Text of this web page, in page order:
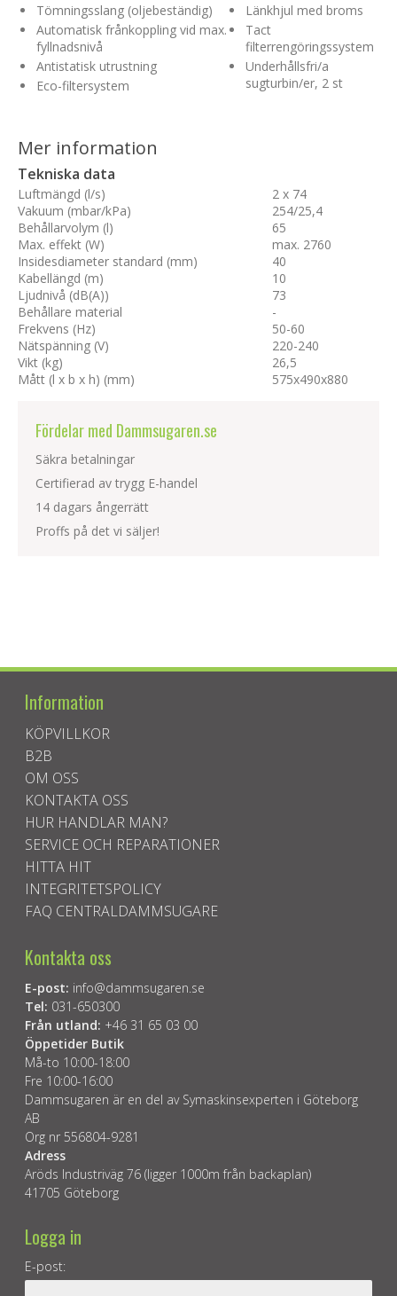
Tömningsslang (oljebeständig)
Automatisk frånkoppling vid max.
fyllnadsnivå
Antistatisk utrustning
Eco-filtersystem
Länkhjul med broms
Tact
filterrengöringssystem
Underhållsfri/a
sugturbin/er, 2 st
Mer information
Tekniska data
Luftmängd (l/s)
2 x 74
Vakuum (mbar/kPa)
254/25,4
Behållarvolym (l)
65
Max. effekt (W)
max. 2760
Insidesdiameter standard (mm)
40
Kabellängd (m)
10
Ljudnivå (dB(A))
73
Behållare material
-
Frekvens (Hz)
50-60
Nätspänning (V)
220-240
Vikt (kg)
26,5
Mått (l x b x h) (mm)
575x490x880
Fördelar med Dammsugaren.se
Säkra betalningar
Certifierad av trygg E-handel
14 dagars ångerrätt
Proffs på det vi säljer!
Information
KÖPVILLKOR
B2B
OM OSS
KONTAKTA OSS
HUR HANDLAR MAN?
SERVICE OCH REPARATIONER
HITTA HIT
INTEGRITETSPOLICY
FAQ CENTRALDAMMSUGARE
Kontakta oss
E-post: info@dammsugaren.se
Tel: 031-650300
Från utland: +46 31 65 03 00
Öppetider Butik
Må-to 10:00-18:00
Fre 10:00-16:00
Dammsugaren är en del av Symaskinsexperten i Göteborg
AB
Org nr 556804-9281
Adress
Aröds Industriväg 76 (ligger 1000m från backaplan)
41705 Göteborg
Logga in
E-post: